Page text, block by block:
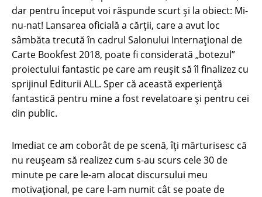
dar pentru început voi răspunde scurt și la obiect: Mi-
nu-nat! Lansarea oficială a cărții, care a avut loc
sâmbăta trecută în cadrul Salonului Internațional de
Carte Bookfest 2018, poate fi considerată „botezul”
proiectului fantastic pe care am reușit să îl finalizez cu
sprijinul Editurii ALL. Sper că această experiență
fantastică pentru mine a fost revelatoare și pentru cei
din public.
Imediat ce am coborât de pe scenă, îți mărturisesc că
nu reușeam să realizez cum s-au scurs cele 30 de
minute pe care le-am alocat discursului meu
motivațional, pe care l-am numit cât se poate de